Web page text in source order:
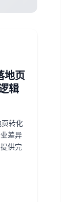
地页
辑
转化
差异
供完